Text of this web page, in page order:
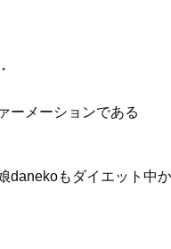
ーメーションである
danekoもダイエット中